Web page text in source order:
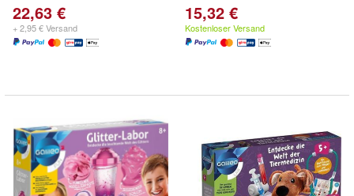
22,63 €
+ 2,95 € Versand
15,32 €
Kostenloser Versand